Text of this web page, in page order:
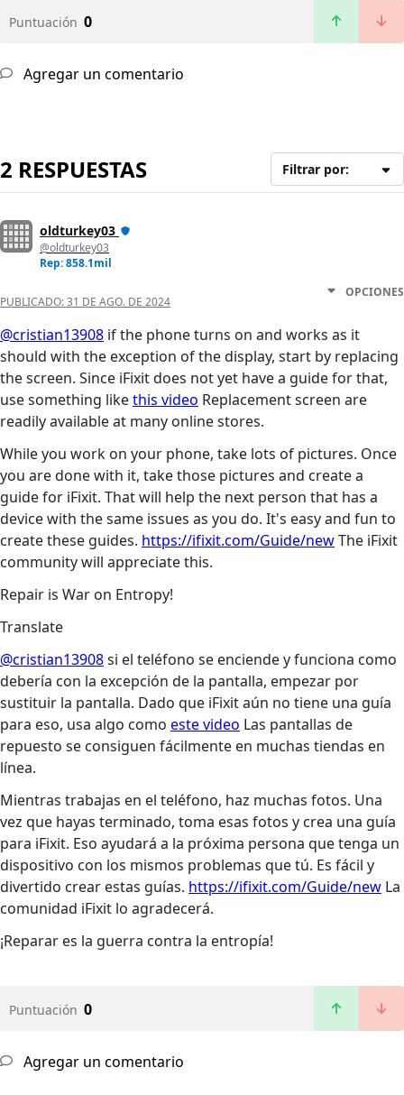
Puntuación 0
Agregar un comentario
2 RESPUESTAS Filtrar por:
oldturkey03
@oldturkey03
Rep: 858.1mil
PUBLICADO:31 DE AGO. DE 2024
OPCIONES
@cristian13908 if the phone turns on and works as it
should with the exception of the display, start by replacing
the screen. Since iFixit does not yet have a guide for that,
use something likethis video Replacement screen are
readily available at many online stores.
While you work on your phone, take lots of pictures. Once
you are done with it, take those pictures and create a
guide for iFixit. That will help the next person that has a
device with the same issues as you do. It's easy and fun to
create these guides. https://ifixit.com/Guide/newThe iFixit
community will appreciate this.
Repair is War on Entropy!
Translate
@cristian13908si el teléfono se enciende y funciona como
debería con la excepción de la pantalla, empezar por
sustituir la pantalla. Dado que iFixit aún no tiene una guía
para eso, usa algo como este video Las pantallas de
repuesto se consiguen fácilmente en muchas tiendas en
línea.
Mientras trabajas en el teléfono, haz muchas fotos. Una
vez que hayas terminado, toma esas fotos y crea una guía
para iFixit. Eso ayudará a la próxima persona que tenga un
dispositivo con los mismos problemas que tú. Es fácil y
divertido crear estas guías. https://ifixit.com/Guide/new La
comunidad iFixit lo agradecerá.
¡Reparar es la guerra contra la entropía!
Puntuación 0
Agregar un comentario